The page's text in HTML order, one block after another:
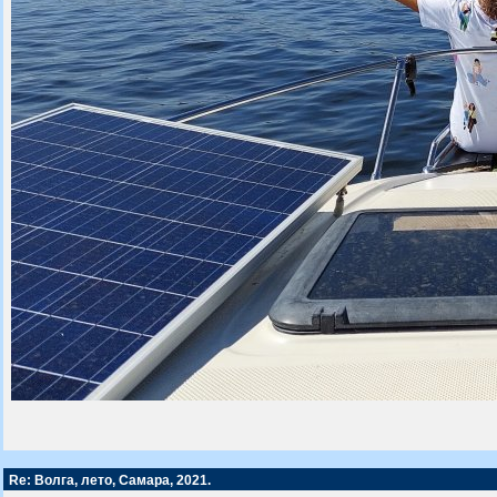
Re: Волга, лето, Самара, 2021.